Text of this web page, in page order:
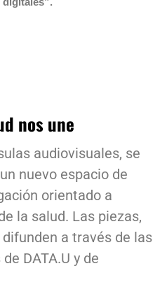
nos une
audiovisuales, se
nuevo espacio de
orientado a
la salud. Las piezas,
a través de las
DATA.U y de